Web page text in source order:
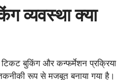
व्यवस्था क्या
बुकिंग और कन्फर्मेशन प्रक्रिया
रूप से मजबूत बनाया गया है।